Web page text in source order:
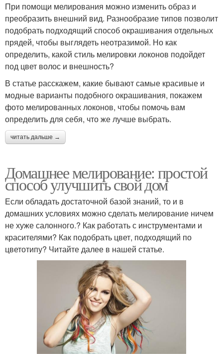
При помощи мелирования можно изменить образ и
преобразить внешний вид. Разнообразие типов позволит
подобрать подходящий способ окрашивания отдельных
прядей, чтобы выглядеть неотразимой. Но как
определить, какой стиль мелировки локонов подойдет
под цвет волос и внешность?
В статье расскажем, какие бывают самые красивые и
модные варианты подобного окрашивания, покажем
фото мелированных локонов, чтобы помочь вам
определить для себя, что же лучше выбрать.
читать дальше →
Домашнее мелирование: простой
способ улучшить свой дом
Если обладать достаточной базой знаний, то и в
домашних условиях можно сделать мелирование ничем
не хуже салонного.? Как работать с инструментами и
красителями? Как подобрать цвет, подходящий по
цветотипу? Читайте далее в нашей статье.